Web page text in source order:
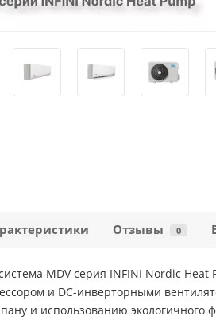
Отзывы 0
MDV серия INFINI Nordic Heat
и DC-инверторными
и использованию